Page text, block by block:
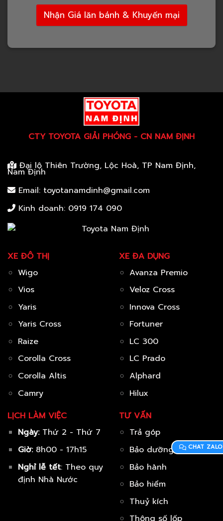
Nhận Giá lăn bánh & Khuyến mại
CTY TOYOTA GIẢI PHÓNG - CN NAM ĐỊNH
Đại lộ Thiên Trường, Lộc Hoà, TP Nam Định,
Nam Định
Email: toyotanamdinh@gmail.com
Kinh doanh: 0919 174 090
XE ĐÔ THỊ
Wigo
Vios
Yaris
Yaris Cross
Raize
Corolla Cross
Corolla Altis
Camry
LỊCH LÀM VIỆC
Ngày:Thứ 2 - Thứ 7
Giờ:8h00 - 17h15
Nghỉ lễ tết: Theo quy
định Nhà Nước
XE ĐA DỤNG
Avanza Premio
Veloz Cross
Innova Cross
Fortuner
LC 300
LC Prado
Alphard
Hilux
TƯ VẤN
Trả góp
Bảo dưỡng
Bảo hành
Bảo hiểm
Thuỷ kích
CHAT ZALO